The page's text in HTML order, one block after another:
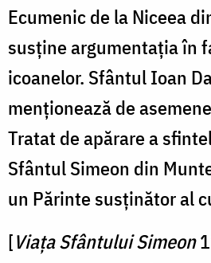
Ecumenic de la Niceea
susține argumentația în
icoanelor. Sfântul Ioan
menționează de
Tratat de apărare a
Sfântul Simeon din
un Părinte susținător al
[Viața Sfântului Simeon